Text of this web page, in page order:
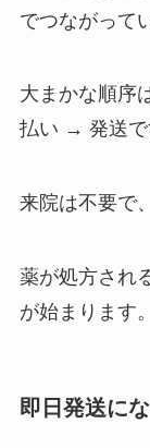
でつながって
大まかな順
払い → 発送で
来院は不要で、
薬が処方され
が始まります。
即日発送に